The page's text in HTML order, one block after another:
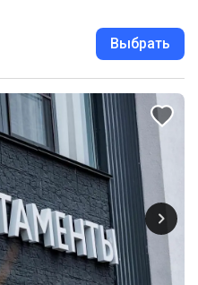
Выбрать